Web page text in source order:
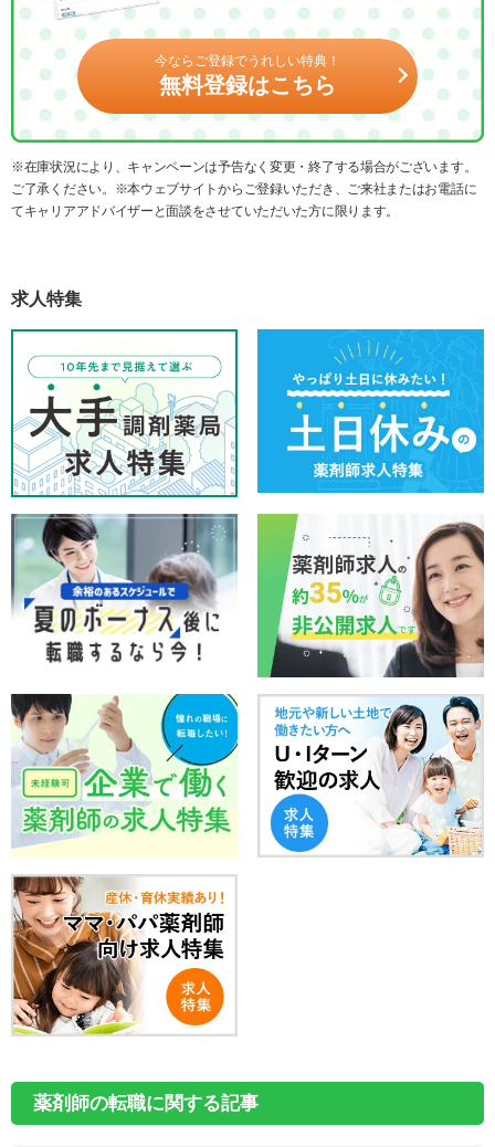
今ならご登録でうれしい特典！
無料登録はこちら
※在庫状況により、キャンペーンは予告なく変更・終了する場合がございます。
ご了承ください。※本ウェブサイトからご登録いただき、ご来社またはお電話に
てキャリアアドバイザーと面談をさせていただいた方に限ります。
求人特集
薬剤師の転職に関する記事